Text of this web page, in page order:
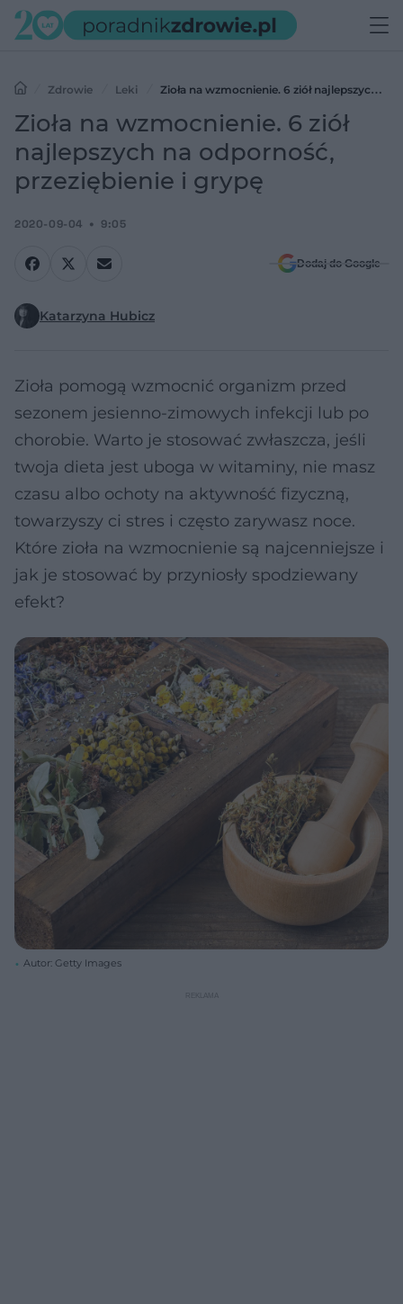
Zdrowie Leki
Zioła na wzmocnienie. 6 ziół najlepszych na
odporność, przeziębienie i grypę
Zioła na wzmocnienie. 6 ziół
najlepszych na odporność,
przeziębienie i grypę
2020-09-04 9:05
Dodaj do Google
Katarzyna Hubicz
Zioła pomogą wzmocnić organizm przed
sezonem jesienno-zimowych infekcji lub po
chorobie. Warto je stosować zwłaszcza, jeśli
twoja dieta jest uboga w witaminy, nie masz
czasu albo ochoty na aktywność fizyczną,
towarzyszy ci stres i często zarywasz noce.
Które zioła na wzmocnienie są najcenniejsze i
jak je stosować by przyniosły spodziewany
efekt?
Autor: Getty Images